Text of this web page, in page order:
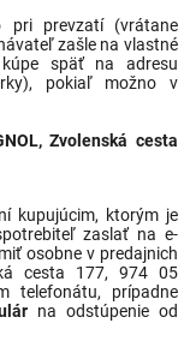
pri prevzatí (vrátane
zašle na vlastné
späť na adresu
pokiaľ možno v
Zvolenská cesta
kupujúcim, ktorým je
zaslať na e-
osobne v predajnich
cesta 177, 974 05
telefonátu, prípadne
na odstúpenie od